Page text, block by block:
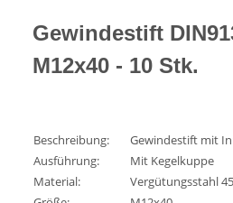
Gewindestift
M12x40 - 10 Stk.
Beschreibung:
Gewindestift mit
Ausführung:
Mit Kegelkuppe
Material:
Vergütungsstahl